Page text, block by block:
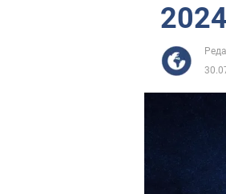
Життя
Лайфхаки